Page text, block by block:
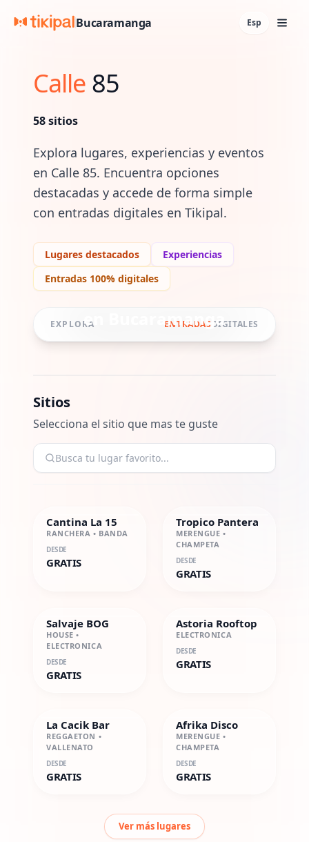
Bucaramanga Esp
Calle 85
58sitios
Explora lugares, experiencias y eventos
en Calle 85. Encuentra opciones
destacadas y accede de forma simple
con entradas digitales en Tikipal.
Lugares destacados
Experiencias
Entradas 100% digitales
Lugares y experiencias
en
Bucaramanga
EXPLORA ENTRADAS DIGITALES
Sitios
Selecciona el sitio que mas te guste
Cantina La 15
RANCHERA • BANDA
DESDE
GRATIS
Tropico Pantera
MERENGUE •
CHAMPETA
DESDE
GRATIS
Salvaje BOG
HOUSE •
ELECTRONICA
DESDE
GRATIS
Astoria Rooftop
ELECTRONICA
DESDE
GRATIS
La Cacik Bar
REGGAETON •
VALLENATO
DESDE
GRATIS
Afrika Disco
MERENGUE •
CHAMPETA
DESDE
GRATIS
Ver más lugares